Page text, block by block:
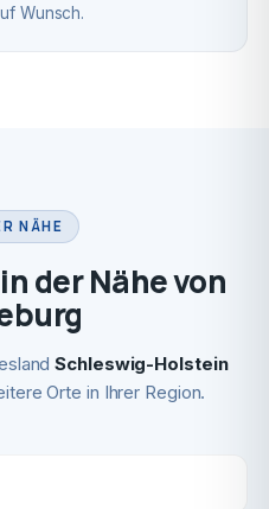
Wunsch.
NÄHE
der Nähe von
Schleswig-Holstein
Orte in Ihrer Region.